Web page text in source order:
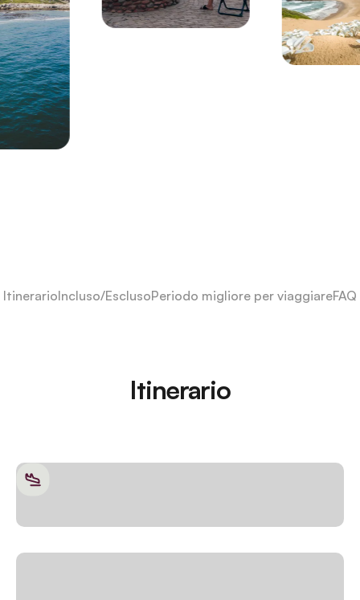
ItinerarioIncluso/EsclusoPeriodo migliore per viaggiareFAQ
Itinerario